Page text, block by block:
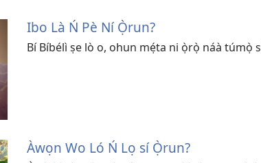
Ibo Là Ń Pè Ní Ọ̀run?
Bí Bíbélì ṣe lò o, ohun mẹ́ta ni ọ̀rọ̀ náà túmọ̀
Àwọn Wo Ló Ń Lọ sí Ọ̀run?